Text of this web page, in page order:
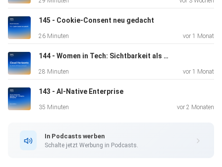
https://www.amazon.de/Stress-dich-richtig-
Entscheidungen-Gelassenheit-ebook/dp/B09MXNLM5B
- Nassim Taleb "Antifragilität: Anleitung für eine Welt, die
wir
https://www.amazon.de/Antifragilit%C3%A4t-Anleitung-
eine-nicht-verstehen/dp/3570553892
145 - Cookie-Consent neu gedacht
26 Minuten vor 1 Monat
144 - Women in Tech: Sichtbarkeit als Karriere-Katalysator
28 Minuten vor 1 Monat
143 - AI-Native Enterprise
35 Minuten vor 2 Monaten
In Podcasts werben
Schalte jetzt Werbung in Podcasts.